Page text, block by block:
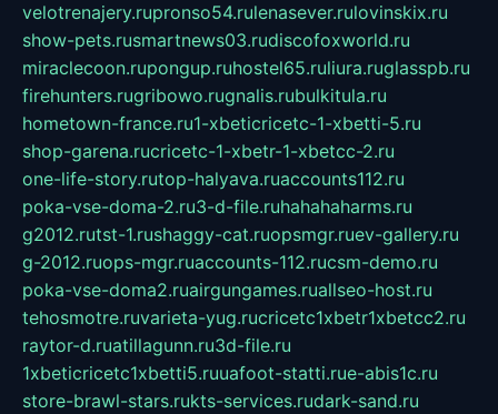
velotrenajery.rupronso54.rulenasever.rulovinskix.ru
show-pets.rusmartnews03.rudiscofoxworld.ru
miraclecoon.rupongup.ruhostel65.ruliura.ruglasspb.ru
firehunters.rugribowo.rugnalis.rubulkitula.ru
hometown-france.ru1-xbeticricetc-1-xbetti-5.ru
shop-garena.rucricetc-1-xbetr-1-xbetcc-2.ru
one-life-story.rutop-halyava.ruaccounts112.ru
poka-vse-doma-2.ru3-d-file.ruhahahaharms.ru
g2012.rutst-1.rushaggy-cat.ruopsmgr.ruev-gallery.ru
g-2012.ruops-mgr.ruaccounts-112.rucsm-demo.ru
poka-vse-doma2.ruairgungames.ruallseo-host.ru
tehosmotre.ruvarieta-yug.rucricetc1xbetr1xbetcc2.ru
raytor-d.ruatillagunn.ru3d-file.ru
1xbeticricetc1xbetti5.ruuafoot-statti.rue-abis1c.ru
store-brawl-stars.rukts-services.rudark-sand.ru